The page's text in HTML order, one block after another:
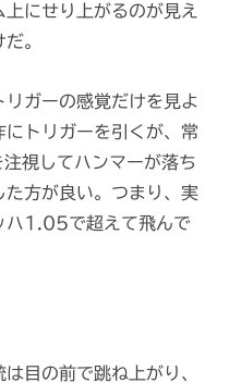
にせり上がるのが見え
。
ガーの感覚だけを見よ
トリガーを引くが、常
視してハンマーが落ち
方が良い。つまり、実
ハ1.05で超えて飛んで
目の前で跳ね上がり、